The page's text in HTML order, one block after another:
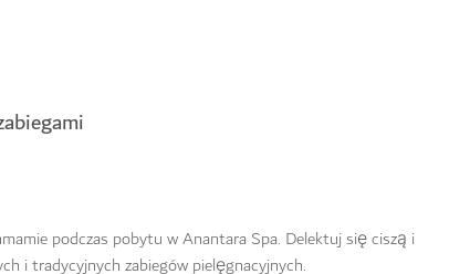
podczas pobytu w Anantara Spa. Delektuj się ciszą i
i tradycyjnych zabiegów pielęgnacyjnych.